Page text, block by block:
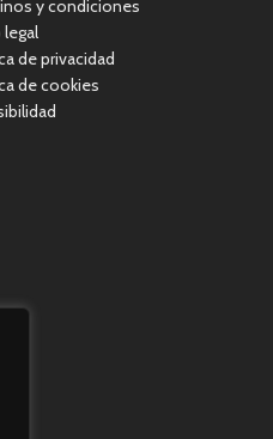
y condiciones
legal
de privacidad
de cookies